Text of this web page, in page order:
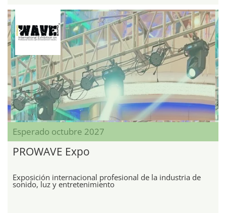
Esperado octubre 2027
PROWAVE Expo
Exposición internacional profesional de la industria de
sonido, luz y entretenimiento